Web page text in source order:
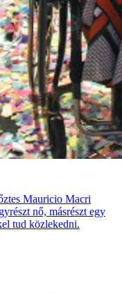
Mauricio Macri
nő, másrészt egy
tud közlekedni.